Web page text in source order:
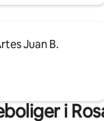
Juan B.
i